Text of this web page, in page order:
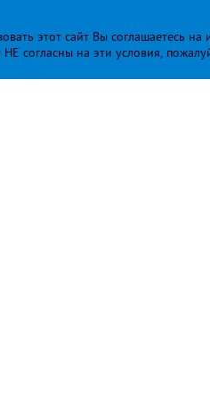
этот сайт Вы соглашаетесь
согласны на эти условия,